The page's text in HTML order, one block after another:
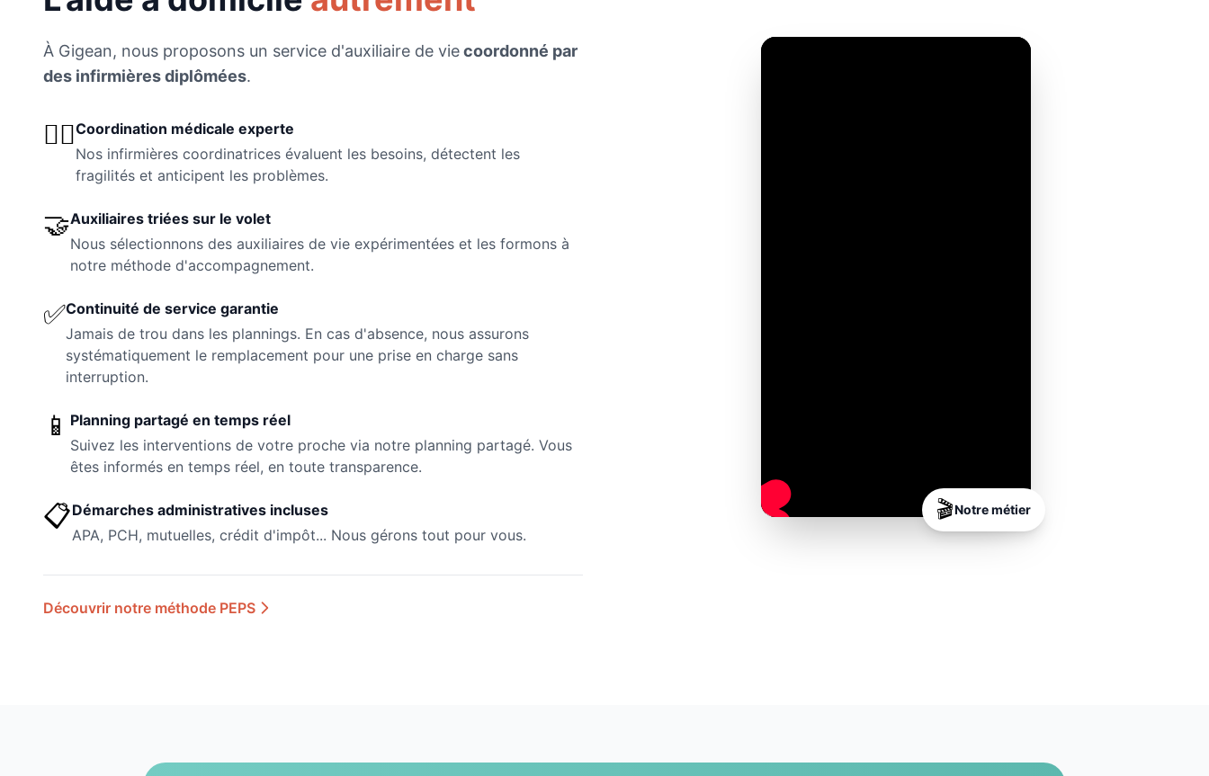
À Gigean, nous proposons un service d'auxiliaire de viecoordonné par
des infirmières diplômées.
👩‍⚕️Coordination médicale experte
Nos infirmières coordinatrices évaluent les besoins, détectent les
fragilités et anticipent les problèmes.
🤝Auxiliaires triées sur le volet
Nous sélectionnons des auxiliaires de vie expérimentées et les formons à
notre méthode d'accompagnement.
✅Continuité de service garantie
Jamais de trou dans les plannings. En cas d'absence, nous assurons
systématiquement le remplacement pour une prise en charge sans
interruption.
📱 Planning partagé en temps réel
Suivez les interventions de votre proche via notre planning partagé. Vous
êtes informés en temps réel, en toute transparence.
📋Démarches administratives incluses
APA, PCH, mutuelles, crédit d'impôt... Nous gérons tout pour vous.
Découvrir notre méthode PEPS
🎬Notre métier